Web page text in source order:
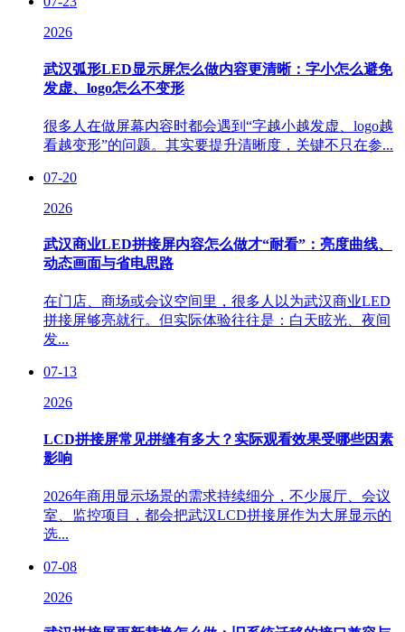
2026
武汉弧形LED显示屏怎么做内容更清晰：字小怎么避免
发虚、logo怎么不变形
很多人在做屏幕内容时都会遇到“字越小越发虚、logo越
看越变形”的问题。其实要提升清晰度，关键不只在参...
07-20
2026
武汉商业LED拼接屏内容怎么做才“耐看”：亮度曲线、
动态画面与省电思路
在门店、商场或会议空间里，很多人以为武汉商业LED
拼接屏够亮就行。但实际体验往往是：白天眩光、夜间
发...
07-13
2026
LCD拼接屏常见拼缝有多大？实际观看效果受哪些因素
影响
2026年商用显示场景的需求持续细分，不少展厅、会议
室、监控项目，都会把武汉LCD拼接屏作为大屏显示的
选...
07-08
2026